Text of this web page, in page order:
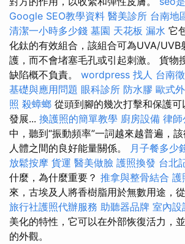
Google SEO教學資料 醫美診所 台南地
清潔一小時多少錢 墓園 天花板 漏水 它
化鈦的有效組合，該組合可為UVA/UVB
護，而不會堵塞毛孔或引起刺激。 貨物
缺陷概不負責。 wordpress 找人 台南
基礎與應用問題 眼科診所 防水膠 歐式
照 殺蟑螂 從頭到腳的幾次打擊和保護
發展... 換護照的簡單教學 廚房設備 律師
中，聽到“振動頻率”一詞越來越普遍，
人體之間的良好能量關係。 月子餐多少
放鬆按摩 貨運 醫美做臉 護照換發 台北
什麼，為什麼重要？ 推拿與整骨結合 護
來，古埃及人將香樹脂用於無數用途，
旅行社護照代辦服務 助聽器品牌 室內設
美化的特性，它可以在外部恢復活力，
的外觀。